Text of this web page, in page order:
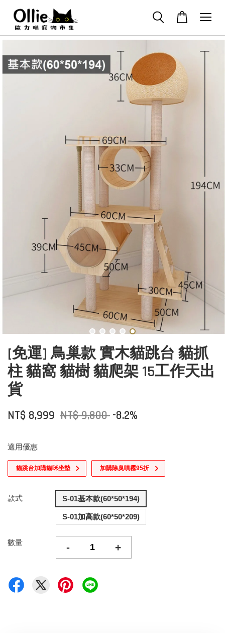
[免運] 鳥巢款 實木貓跳台 貓抓
柱 貓窩 貓樹 貓爬架 15工作天出
貨
NT$ 8,999 NT$ 9,800 -8.2%
適用優惠
貓跳台加購貓咪坐墊 加購除臭噴霧95折
款式 S-01基本款(60*50*194)
S-01加高款(60*50*209)
數量 - +